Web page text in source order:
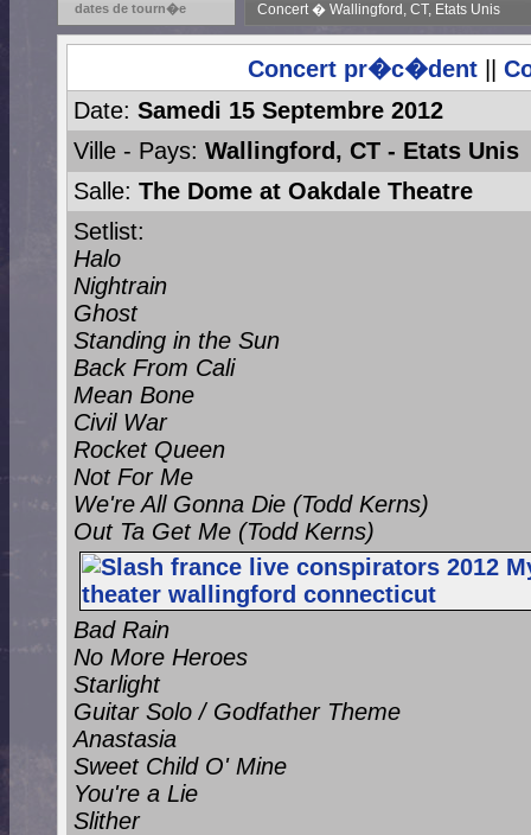
dates de tourn�e
Concert � Wallingford, CT, Etats Unis
Concert pr�c�dent ||
Date: Samedi 15 Septembre 2012
Ville - Pays: Wallingford, CT - Etats Unis
Salle: The Dome at Oakdale Theatre
Setlist:
Halo
Nightrain
Ghost
Standing in the Sun
Back From Cali
Mean Bone
Civil War
Rocket Queen
Not For Me
We're All Gonna Die (Todd Kerns)
Out Ta Get Me (Todd Kerns)
Bad Rain
No More Heroes
Starlight
Guitar Solo / Godfather Theme
Anastasia
Sweet Child O' Mine
You're a Lie
Slither